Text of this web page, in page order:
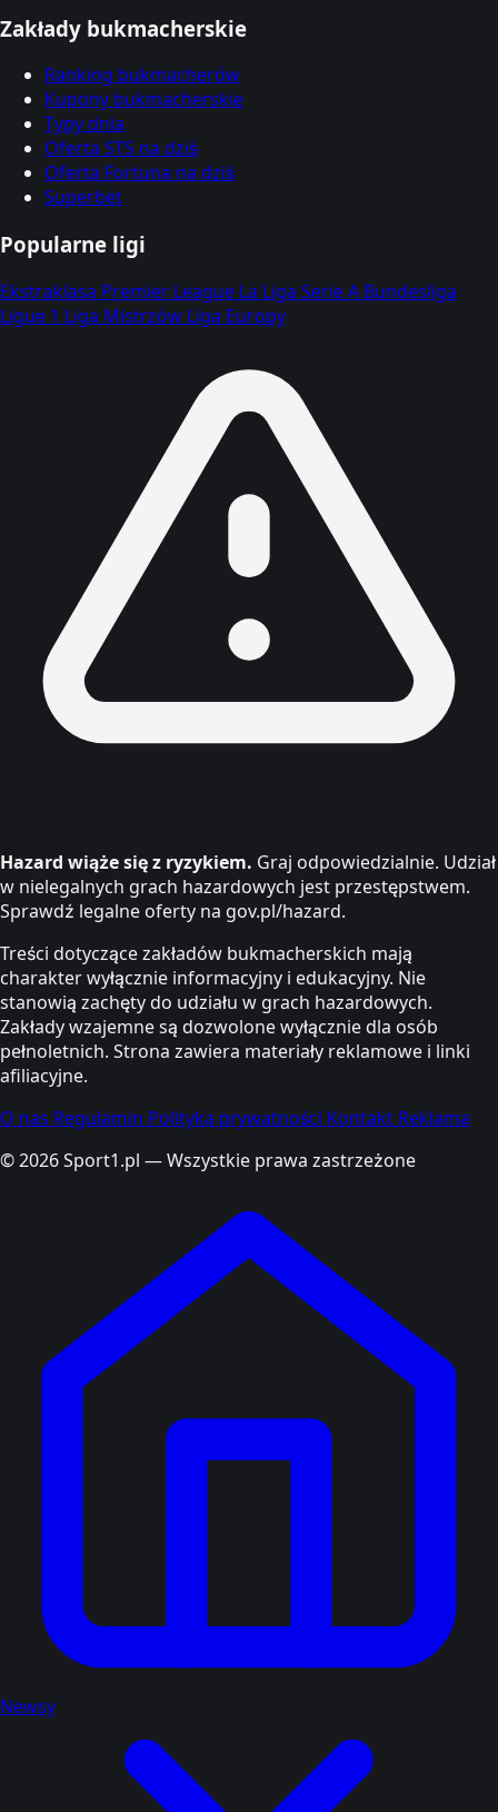
Zakłady bukmacherskie
Ranking bukmacherów
Kupony bukmacherskie
Typy dnia
Oferta STS na dziś
Oferta Fortuna na dziś
Superbet
Popularne ligi
Ekstraklasa Premier League La Liga Serie A Bundesliga
Ligue 1 Liga Mistrzów Liga Europy
Hazard wiąże się z ryzykiem. Graj odpowiedzialnie. Udział
w nielegalnych grach hazardowych jest przestępstwem.
Sprawdź legalne oferty na gov.pl/hazard.
Treści dotyczące zakładów bukmacherskich mają
charakter wyłącznie informacyjny i edukacyjny. Nie
stanowią zachęty do udziału w grach hazardowych.
Zakłady wzajemne są dozwolone wyłącznie dla osób
pełnoletnich. Strona zawiera materiały reklamowe i linki
afiliacyjne.
O nas Regulamin Polityka prywatności Kontakt Reklama
© 2026 Sport1.pl — Wszystkie prawa zastrzeżone
Newsy